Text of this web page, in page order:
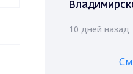
10 дней назад